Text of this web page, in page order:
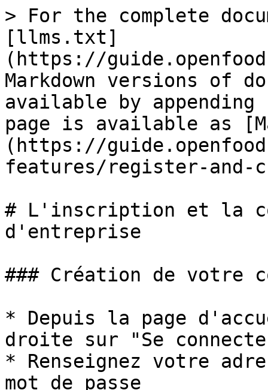
> For the complete
[llms.txt]
(https://
Markdown versions of
available by
page is available as
(https://
features/register-and-
# L'inscription et la
d'entreprise
### Création de votre
* Depuis la page
droite sur "Se
* Renseignez votre
mot de passe